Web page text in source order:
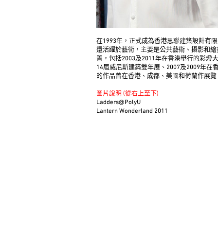
在1993年，正式成為香港思聯建築設計有
還活躍於藝術，主要是公共藝術、攝影和
置，包括2003及2011年在香港舉行的彩燈
14屆威尼斯建築雙年展、2007及2009年在
的作品曾在香港、成都、美國和荷蘭作展覽
圖片說明 (從右上至下)
Ladders@PolyU
Lantern Wonderland 2011